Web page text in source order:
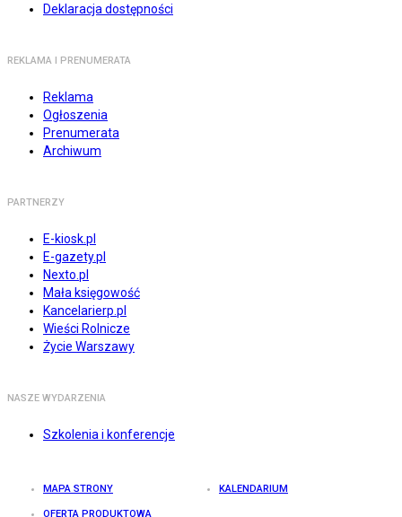
Deklaracja dostępności
REKLAMA I PRENUMERATA
Reklama
Ogłoszenia
Prenumerata
Archiwum
PARTNERZY
E-kiosk.pl
E-gazety.pl
Nexto.pl
Mała księgowość
Kancelarierp.pl
Wieści Rolnicze
Życie Warszawy
NASZE WYDARZENIA
Szkolenia i konferencje
MAPA STRONY KALENDARIUM
OFERTA PRODUKTOWA